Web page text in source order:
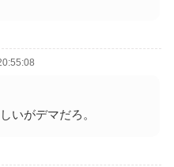
いがデマだろ。